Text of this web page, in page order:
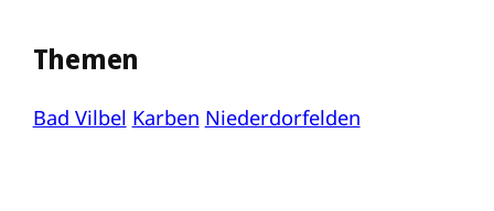
Themen
Bad Vilbel Karben Niederdorfelden